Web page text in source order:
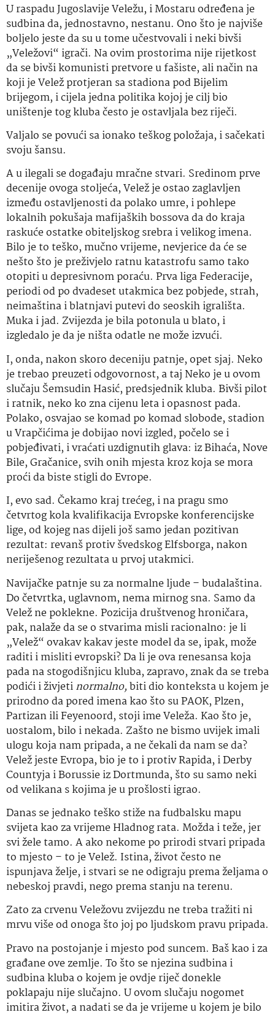
U raspadu Jugoslavije Veležu, i Mostaru određena je
sudbina da, jednostavno, nestanu. Ono što je najviše
boljelo jeste da su u tome učestvovali i neki bivši
„Veležovi“ igrači. Na ovim prostorima nije rijetkost
da se bivši komunisti pretvore u fašiste, ali način na
koji je Velež protjeran sa stadiona pod Bijelim
brijegom, i cijela jedna politika kojoj je cilj bio
uništenje tog kluba često je ostavljala bez riječi.
Valjalo se povući sa ionako teškog položaja, i sačekati
svoju šansu.
A u ilegali se događaju mračne stvari. Sredinom prve
decenije ovoga stoljeća, Velež je ostao zaglavljen
između ostavljenosti da polako umre, i pohlepe
lokalnih pokušaja mafijaških bossova da do kraja
raskuće ostatke obiteljskog srebra i velikog imena.
Bilo je to teško, mučno vrijeme, nevjerice da će se
nešto što je preživjelo ratnu katastrofu samo tako
otopiti u depresivnom poraću. Prva liga Federacije,
periodi od po dvadeset utakmica bez pobjede, strah,
neimaština i blatnjavi putevi do seoskih igrališta.
Muka i jad. Zvijezda je bila potonula u blato, i
izgledalo je da je ništa odatle ne može izvući.
I, onda, nakon skoro deceniju patnje, opet sjaj. Neko
je trebao preuzeti odgovornost, a taj Neko je u ovom
slučaju Šemsudin Hasić, predsjednik kluba. Bivši pilot
i ratnik, neko ko zna cijenu leta i opasnost pada.
Polako, osvajao se komad po komad slobode, stadion
u Vrapčićima je dobijao novi izgled, počelo se i
pobjeđivati, i vraćati uzdignutih glava: iz Bihaća, Nove
Bile, Gračanice, svih onih mjesta kroz koja se mora
proći da biste stigli do Evrope.
I, evo sad. Čekamo kraj trećeg, i na pragu smo
četvrtog kola kvalifikacija Evropske konferencijske
lige, od kojeg nas dijeli još samo jedan pozitivan
rezultat: revanš protiv švedskog Elfsborga, nakon
neriješenog rezultata u prvoj utakmici.
Navijačke patnje su za normalne ljude – budalaština.
Do četvrtka, uglavnom, nema mirnog sna. Samo da
Velež ne poklekne. Pozicija društvenog hroničara,
pak, nalaže da se o stvarima misli racionalno: je li
„Velež“ ovakav kakav jeste model da se, ipak, može
raditi i misliti evropski? Da li je ova renesansa koja
pada na stogodišnjicu kluba, zapravo, znak da se treba
podići i živjetinormalno,biti dio konteksta u kojem je
prirodno da pored imena kao što su PAOK, Plzen,
Partizan ili Feyenoord, stoji ime Veleža. Kao što je,
uostalom, bilo i nekada. Zašto ne bismo uvijek imali
ulogu koja nam pripada, a ne čekali da nam se da?
Velež jeste Evropa, bio je to i protiv Rapida, i Derby
Countyja i Borussie iz Dortmunda, što su samo neki
od velikana s kojima je u prošlosti igrao.
Danas se jednako teško stiže na fudbalsku mapu
svijeta kao za vrijeme Hladnog rata. Možda i teže, jer
svi žele tamo. A ako nekome po prirodi stvari pripada
to mjesto – to je Velež. Istina, život često ne
ispunjava želje, i stvari se ne odigraju prema željama o
nebeskoj pravdi, nego prema stanju na terenu.
Zato za crvenu Veležovu zvijezdu ne treba tražiti ni
mrvu više od onoga što joj po ljudskom pravu pripada.
Pravo na postojanje i mjesto pod suncem. Baš kao i za
građane ove zemlje. To što se njezina sudbina i
sudbina kluba o kojem je ovdje riječ donekle
poklapaju nije slučajno. U ovom slučaju nogomet
imitira život, a nadati se da je vrijeme u kojem je bilo